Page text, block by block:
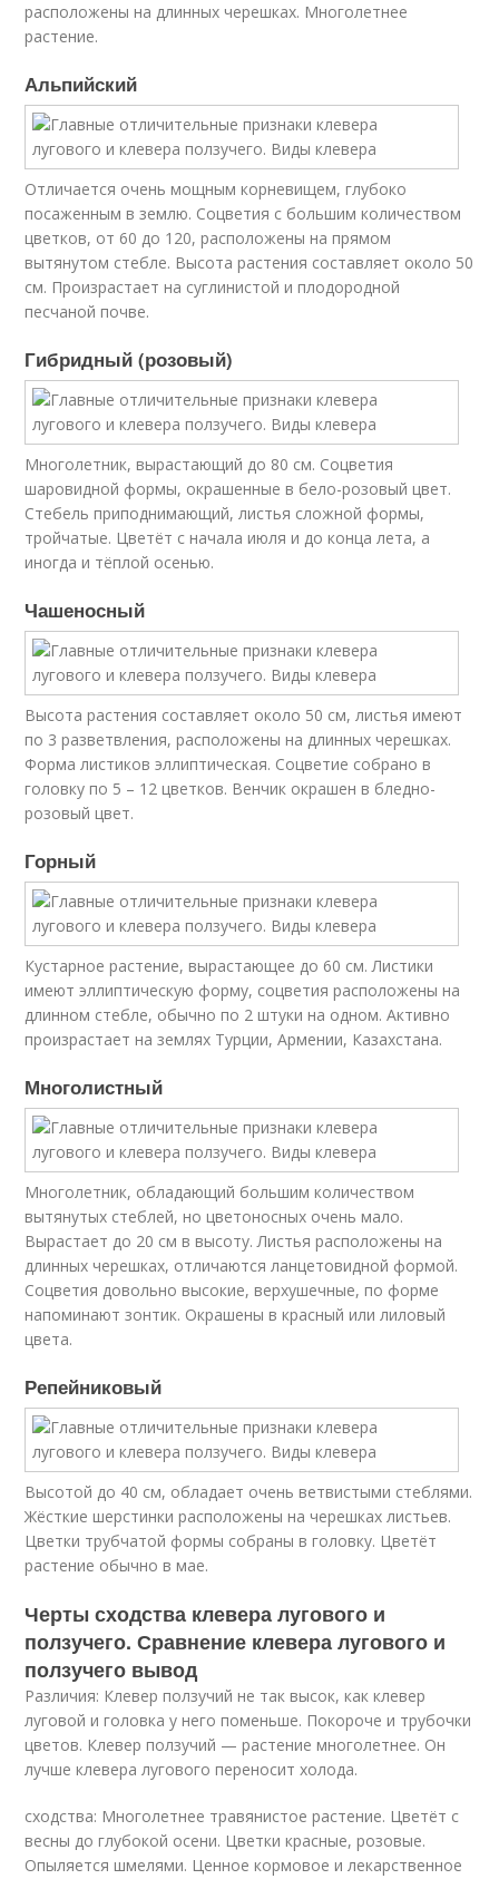
расположены на длинных черешках. Многолетнее
растение.
Альпийский
Отличается очень мощным корневищем, глубоко
посаженным в землю. Соцветия с большим количеством
цветков, от 60 до 120, расположены на прямом
вытянутом стебле. Высота растения составляет около 50
см. Произрастает на суглинистой и плодородной
песчаной почве.
Гибридный (розовый)
Многолетник, вырастающий до 80 см. Соцветия
шаровидной формы, окрашенные в бело-розовый цвет.
Стебель приподнимающий, листья сложной формы,
тройчатые. Цветёт с начала июля и до конца лета, а
иногда и тёплой осенью.
Чашеносный
Высота растения составляет около 50 см, листья имеют
по 3 разветвления, расположены на длинных черешках.
Форма листиков эллиптическая. Соцветие собрано в
головку по 5 – 12 цветков. Венчик окрашен в бледно-
розовый цвет.
Горный
Кустарное растение, вырастающее до 60 см. Листики
имеют эллиптическую форму, соцветия расположены на
длинном стебле, обычно по 2 штуки на одном. Активно
произрастает на землях Турции, Армении, Казахстана.
Многолистный
Многолетник, обладающий большим количеством
вытянутых стеблей, но цветоносных очень мало.
Вырастает до 20 см в высоту. Листья расположены на
длинных черешках, отличаются ланцетовидной формой.
Соцветия довольно высокие, верхушечные, по форме
напоминают зонтик. Окрашены в красный или лиловый
цвета.
Репейниковый
Высотой до 40 см, обладает очень ветвистыми стеблями.
Жёсткие шерстинки расположены на черешках листьев.
Цветки трубчатой формы собраны в головку. Цветёт
растение обычно в мае.
Черты сходства клевера лугового и
ползучего. Сравнение клевера лугового и
ползучего вывод
Различия: Клевер ползучий не так высок, как клевер
луговой и головка у него поменьше. Покороче и трубочки
цветов. Клевер ползучий — растение многолетнее. Он
лучше клевера лугового переносит холода.
сходства: Многолетнее травянистое растение. Цветёт с
весны до глубокой осени. Цветки красные, розовые.
Опыляется шмелями. Ценное кормовое и лекарственное